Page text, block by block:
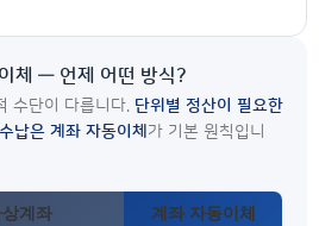
체 — 언제 어떤 방식?
수단이 다릅니다. 단위별 정산이 필요한
납은 계좌 자동이체 가 기본 원칙입니
상계좌 계좌 자동이체